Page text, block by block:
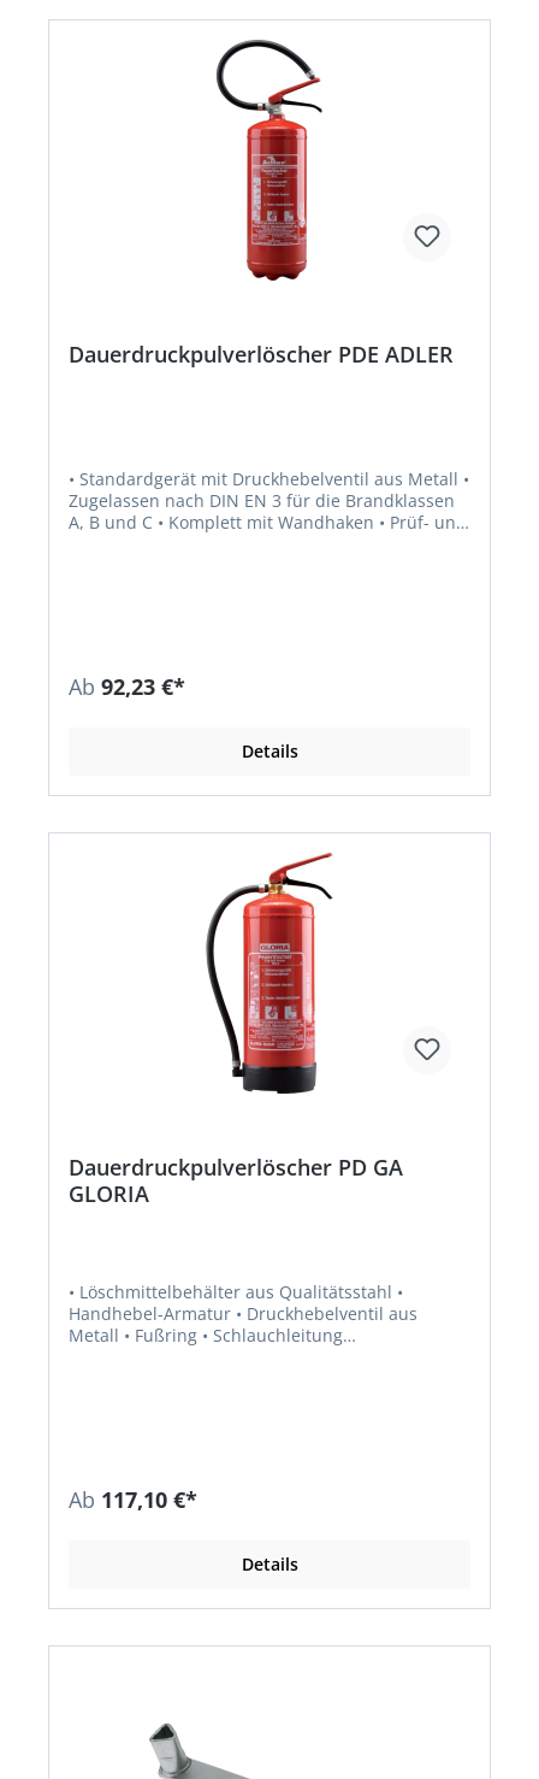
Dauerdruckpulverlöscher PDE ADLER
• Standardgerät mit Druckhebelventil aus Metall •
Zugelassen nach DIN EN 3 für die Brandklassen
A, B und C • Komplett mit Wandhaken • Prüf- und
Ab 92,23 €*
Details
Dauerdruckpulverlöscher PD GA
GLORIA
• Löschmittelbehälter aus Qualitätsstahl •
Handhebel-Armatur • Druckhebelventil aus
Metall • Fußring • Schlauchleitung
Ab 117,10 €*
Details